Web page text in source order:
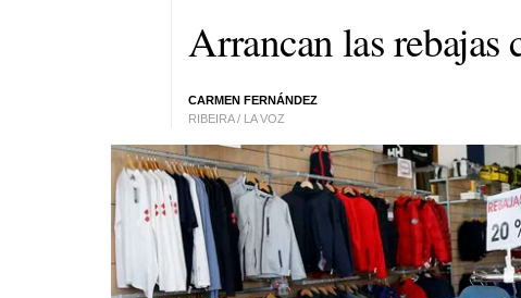
Arrancan las
CARMEN FERNÁNDEZ
RIBEIRA / LA VOZ